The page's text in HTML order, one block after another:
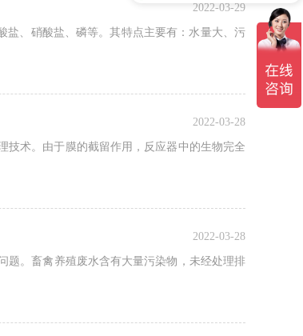
2022-03-29
盐、硝酸盐、磷等。其特点主要有：水量大、污
2022-03-28
技术。由于膜的截留作用，反应器中的生物完全
2022-03-28
题。畜禽养殖废水含有大量污染物，未经处理排